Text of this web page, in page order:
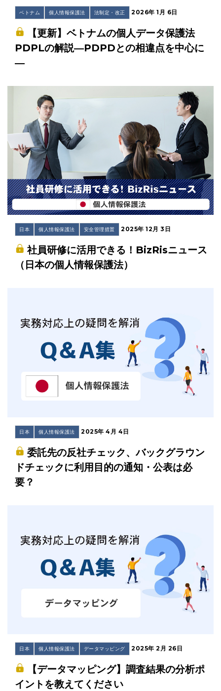
ベトナム 個人情報保護法 法制定・改正 2026年 1月 6日
【更新】ベトナムの個人データ保護法
PDPLの解説―PDPDとの相違点を中心に
―
日本 個人情報保護法 安全管理措置 2025年 12月 3日
社員研修に活用できる！BizRisニュース
（日本の個人情報保護法）
日本 個人情報保護法 2025年 4月 4日
委託先の反社チェック、バックグラウン
ドチェックに利用目的の通知・公表は必
要？
日本 個人情報保護法 データマッピング 2025年 2月 26日
【データマッピング】調査結果の分析ポ
イントを教えてください